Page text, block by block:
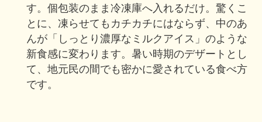
す。個包装のまま冷凍庫へ入れるだけ。驚くこ
とに、凍らせてもカチカチにはならず、中のあ
んが「しっとり濃厚なミルクアイス」のような
新食感に変わります。暑い時期のデザートとし
て、地元民の間でも密かに愛されている食べ方
です。